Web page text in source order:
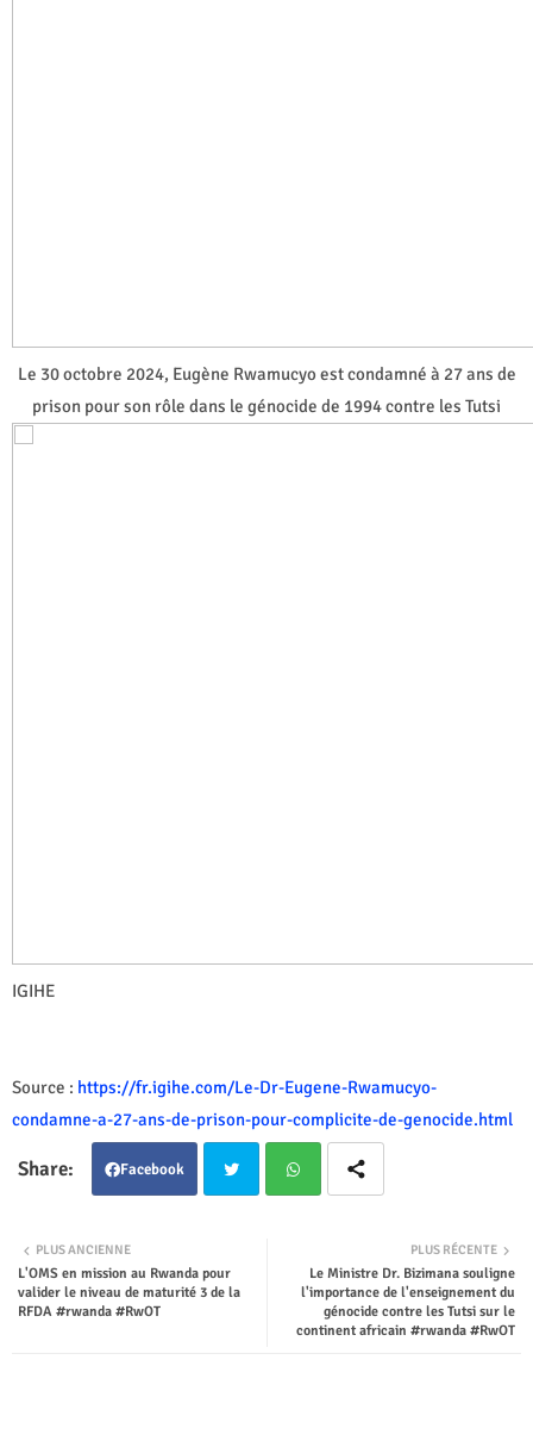
Le 30 octobre 2024, Eugène Rwamucyo est condamné à 27 ans de
prison pour son rôle dans le génocide de 1994 contre les Tutsi
IGIHE
Source : https://fr.igihe.com/Le-Dr-Eugene-Rwamucyo-
condamne-a-27-ans-de-prison-pour-complicite-de-genocide.html
Facebook
ter
p
PLUS RÉCENTE
Le Ministre Dr. Bizimana souligne
l'importance de l'enseignement du
génocide contre les Tutsi sur le
continent africain #rwanda #RwOT
PLUS ANCIENNE
L'OMS en mission au Rwanda pour
valider le niveau de maturité 3 de la
RFDA #rwanda #RwOT